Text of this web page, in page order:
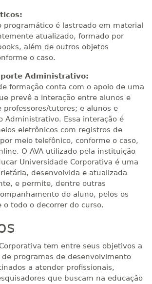
programático é lastreado em material
atualizado, formado por
além de outros objetos
o caso.
Administrativo:
formação conta com o apoio de uma
prevê a interação entre alunos e
professores/tutores; e alunos e
Administrativo. Essa interação é
eletrônicos com registros de
meio telefônico, conforme o caso,
O AVA utilizado pela instituição
Universidade Corporativa é uma
desenvolvida e atualizada
e permite, dentre outras
do aluno, pelos os
todo o decorrer do curso.
tem entre seus objetivos a
de programas de desenvolvimento
a atender profissionais,
que buscam na educação